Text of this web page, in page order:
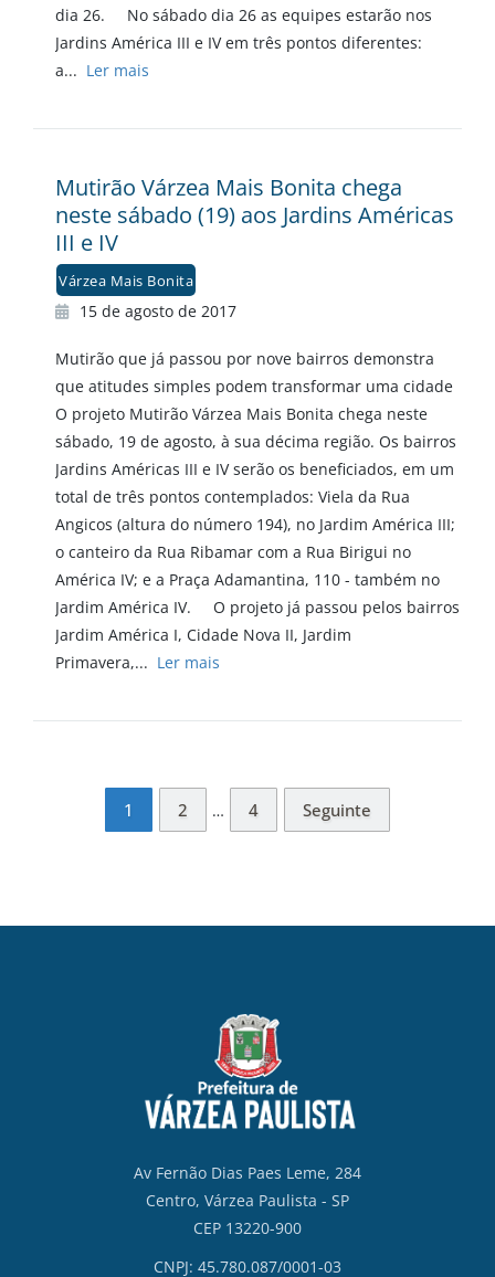
dia 26. No sábado dia 26 as equipes estarão nos
Jardins América III e IV em três pontos diferentes:
a... Ler mais
Mutirão Várzea Mais Bonita chega
neste sábado (19) aos Jardins Américas
III e IV
Várzea Mais Bonita
15 de agosto de 2017
Mutirão que já passou por nove bairros demonstra
que atitudes simples podem transformar uma cidade
O projeto Mutirão Várzea Mais Bonita chega neste
sábado, 19 de agosto, à sua décima região. Os bairros
Jardins Américas III e IV serão os beneficiados, em um
total de três pontos contemplados: Viela da Rua
Angicos (altura do número 194), no Jardim América III;
o canteiro da Rua Ribamar com a Rua Birigui no
América IV; e a Praça Adamantina, 110 - também no
Jardim América IV. O projeto já passou pelos bairros
Jardim América I, Cidade Nova II, Jardim
Primavera,... Ler mais
1 2 … 4 Seguinte
Av Fernão Dias Paes Leme, 284
Centro, Várzea Paulista - SP
CEP 13220-900
CNPJ: 45.780.087/0001-03